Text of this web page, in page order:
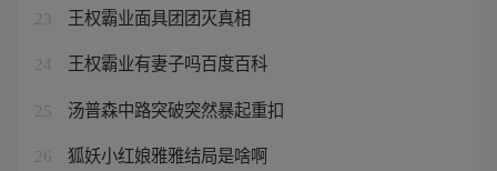
23 王权霸业面具团团灭真相
24 王权霸业有妻子吗百度百科
25 汤普森中路突破突然暴起重扣
26 狐妖小红娘雅雅结局是啥啊